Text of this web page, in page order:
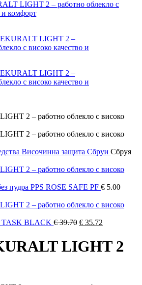
Височинна защита Сбруи Сбруя
пудра PPS ROSE SAFE PF € 5.00
TASK BLACK €39.70 Original
was:
€ 39.70.
€ 35.72
е:
€ 35.72.
LIGHT 2